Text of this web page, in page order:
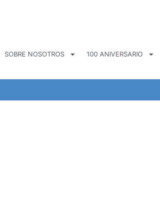
SOBRE NOSOTROS 100 ANIVERSARIO